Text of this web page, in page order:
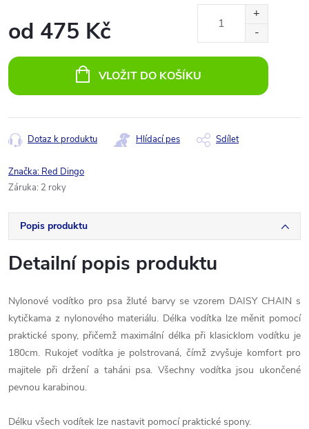
od 475 Kč
cena:
VLOŽIT DO KOŠÍKU
Dotaz k produktu Hlídací pes Sdílet
Značka: Red Dingo
Záruka: 2 roky
Popis produktu
Detailní popis produktu
Nylonové vodítko pro psa žluté barvy se vzorem DAISY CHAIN s
kytičkama z nylonového materiálu. Délka vodítka lze měnit pomocí
praktické spony, přičemž maximální délka při klasicklom vodítku je
180cm. Rukojeť vodítka je polstrovaná, čímž zvyšuje komfort pro
majitele při držení a taháni psa. Všechny vodítka jsou ukončené
pevnou karabinou.
Délku všech vodítek lze nastavit pomocí praktické spony.